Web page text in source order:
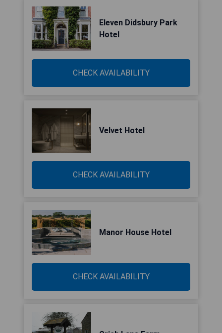
Eleven Didsbury Park
Hotel
CHECK AVAILABILITY
Velvet Hotel
CHECK AVAILABILITY
Manor House Hotel
CHECK AVAILABILITY